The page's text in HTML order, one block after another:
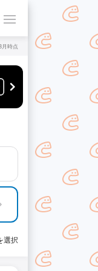
月時点
選択